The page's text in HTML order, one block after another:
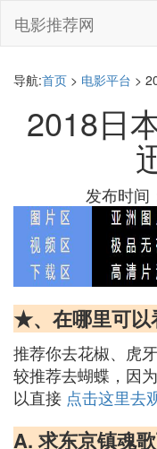
电影推荐网
导航:首页 > 电影平台 >
2018日
发布时间
★、在哪里可以
推荐你去花椒、虎
较推荐去蝴蝶，因
以直接 点击这里去
A. 求东京镇魂